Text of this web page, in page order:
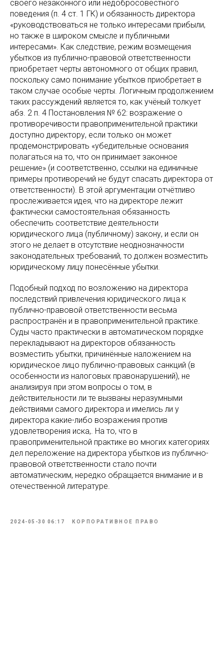
своего незаконного или недобросовестного
поведения (п. 4 ст. 1 ГК) и обязанность директора
«руководствоваться не только интересами прибыли,
но также в широком смысле и публичными
интересами». Как следствие, режим возмещения
убытков из публично-правовой ответственности
приобретает черты автономного от общих правил,
поскольку само понимание убытков приобретает в
таком случае особые черты. Логичным продолжением
таких рассуждений является то, как учёный толкует
абз. 2 п. 4 Постановления № 62: возражение о
противоречивости правоприменительной практики
доступно директору, если только он может
продемонстрировать «убедительные основания
полагаться на то, что он принимает законное
решение» (и соответственно, ссылки на единичные
примеры противоречий не будут спасать директора от
ответственности). В этой аргументации отчётливо
прослеживается идея, что на директоре лежит
фактически самостоятельная обязанность
обеспечить соответствие деятельности
юридического лица (публичному) закону, и если он
этого не делает в отсутствие неоднозначности
законодательных требований, то должен возместить
юридическому лицу понесённые убытки.
Подобный подход по возложению на директора
последствий привлечения юридического лица к
публично-правовой ответственности весьма
распространён и в правоприменительной практике.
Суды часто практически в автоматическом порядке
перекладывают на директоров обязанность
возместить убытки, причинённые наложением на
юридическое лицо публично-правовых санкций (в
особенности из налоговых правонарушений), не
анализируя при этом вопросы о том, в
действительности ли те вызваны неразумными
действиями самого директора и имелись ли у
директора какие-либо возражения против
удовлетворения иска,. На то, что в
правоприменительной практике во многих категориях
дел переложение на директора убытков из публично-
правовой ответственности стало почти
автоматическим, нередко обращается внимание и в
отечественной литературе.
2024-05-30 06:17 КОРПОРАТИВНОЕ ПРАВО